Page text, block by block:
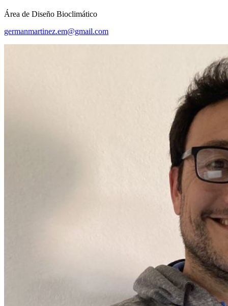
Área de Diseño Bioclimático
germanmartinez.em@gmail.com